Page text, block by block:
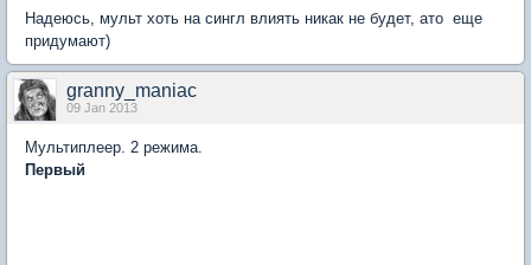
Надеюсь, мульт хоть на сингл влиять никак не будет, ато еще
придумают)
granny_maniac
09 Jan 2013
Мультиплеер. 2 режима.
Первый